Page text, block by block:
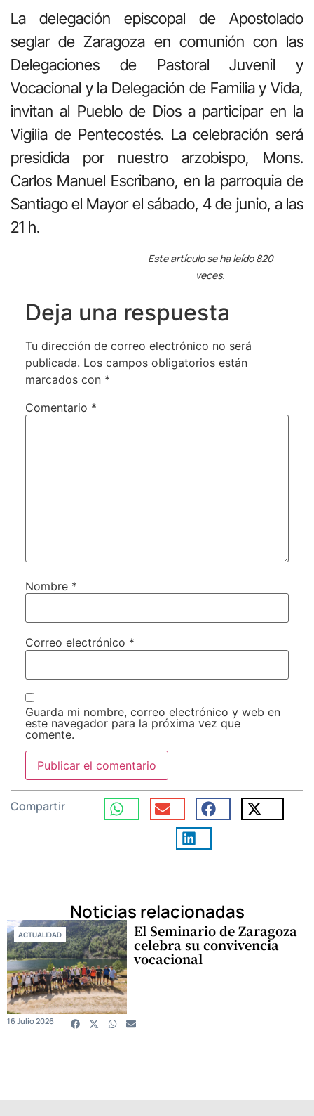
La delegación episcopal de Apostolado
seglar de Zaragoza en comunión con las
Delegaciones de Pastoral Juvenil y
Vocacional y la Delegación de Familia y Vida,
invitan al Pueblo de Dios a participar en la
Vigilia de Pentecostés. La celebración será
presidida por nuestro arzobispo, Mons.
Carlos Manuel Escribano, en la parroquia de
Santiago el Mayor el sábado, 4 de junio, a las
21 h.
Este artículo se ha leído 820
veces.
Deja una respuesta
Tu dirección de correo electrónico no será
publicada. Los campos obligatorios están
marcados con *
Comentario *
Nombre *
Correo electrónico *
Guarda mi nombre, correo electrónico y web en
este navegador para la próxima vez que
comente.
Compartir
Noticias relacionadas
ACTUALIDAD El Seminario de Zaragoza
celebra su convivencia
vocacional
16 Julio 2026